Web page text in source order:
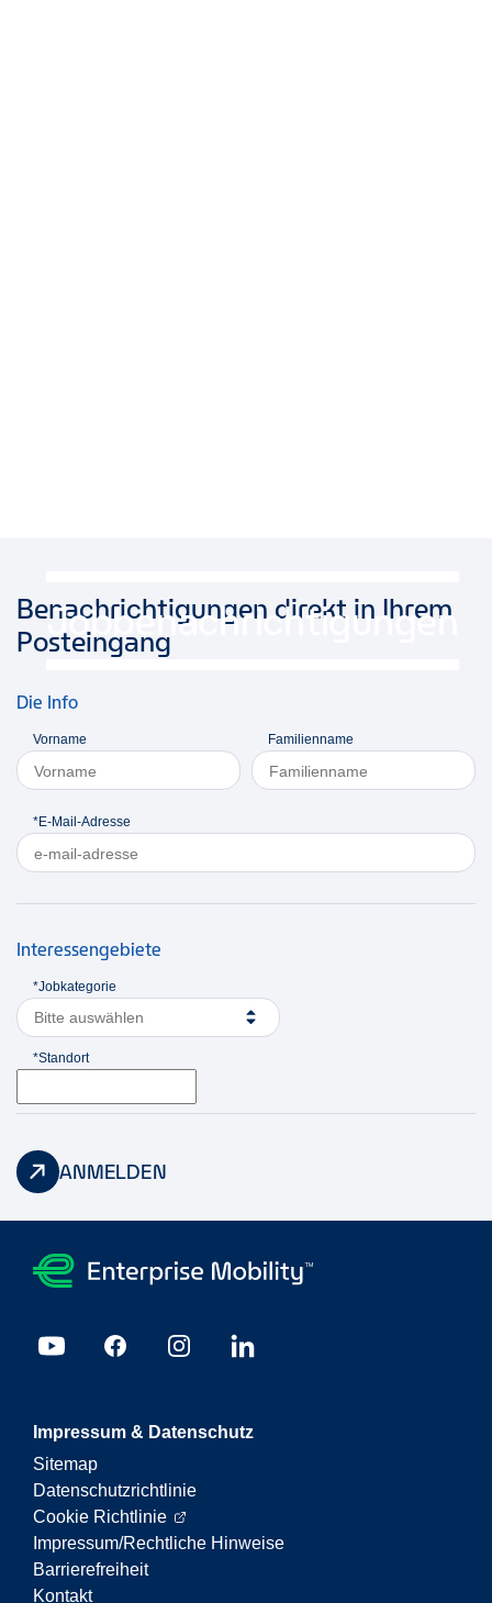
Jobbenachrichtigungen
Benachrichtigungen direkt in Ihrem
Posteingang
Die Info
Vorname Familienname
*E-Mail-Adresse
Interessengebiete
*Jobkategorie
Bitte auswählen
*Standort
ANMELDEN
Impressum & Datenschutz
Sitemap
Datenschutzrichtlinie
Cookie Richtlinie
Impressum/Rechtliche Hinweise
Barrierefreiheit
Kontakt